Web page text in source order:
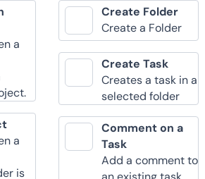
a
a
is
Create Folder
Create a Folder
Create Task
Creates a task in a
selected folder
Comment on a
Task
Add a comment to